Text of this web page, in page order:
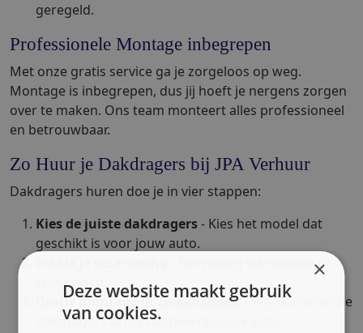
geregeld.
Professionele Montage inbegrepen
Met onze gratis service ga je zorgeloos op weg.
Montage is inbegrepen, dus jij hoeft je nergens zorgen
over te maken. Ons team monteert alles professioneel
en betrouwbaar.
Zo Huur je Dakdragers bij JPA Verhuur
Dakdragers huren doe je in vier stappen:
Kies de juiste dakdragers- Kies het model dat
geschikt is voor jouw auto.
- Eenvoudig via website of
telefonisch.
Gratis montage in Zwaanshoek- Wij monteren de
dakdragers professioneel op jouw auto.
×
Deze website maakt gebruik
van cookies.